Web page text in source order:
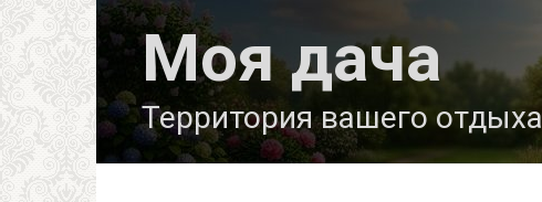
Моя дача
Территория вашего отдыха